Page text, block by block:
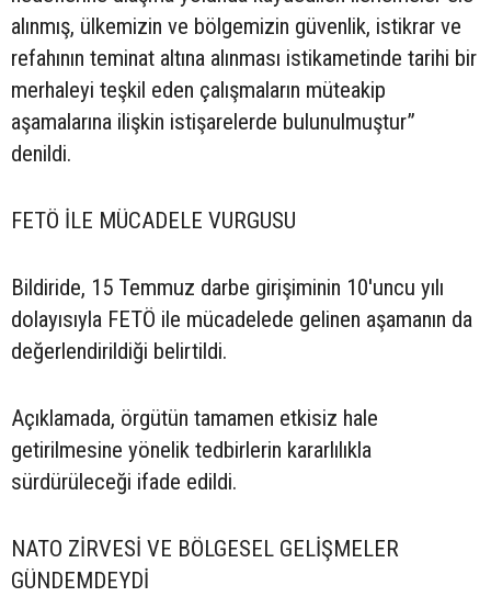
alınmış, ülkemizin ve bölgemizin güvenlik, istikrar ve
refahının teminat altına alınması istikametinde tarihi bir
merhaleyi teşkil eden çalışmaların müteakip
aşamalarına ilişkin istişarelerde bulunulmuştur”
denildi.
FETÖ İLE MÜCADELE VURGUSU
Bildiride, 15 Temmuz darbe girişiminin 10'uncu yılı
dolayısıyla FETÖ ile mücadelede gelinen aşamanın da
değerlendirildiği belirtildi.
Açıklamada, örgütün tamamen etkisiz hale
getirilmesine yönelik tedbirlerin kararlılıkla
sürdürüleceği ifade edildi.
NATO ZİRVESİ VE BÖLGESEL GELİŞMELER
GÜNDEMDEYDİ